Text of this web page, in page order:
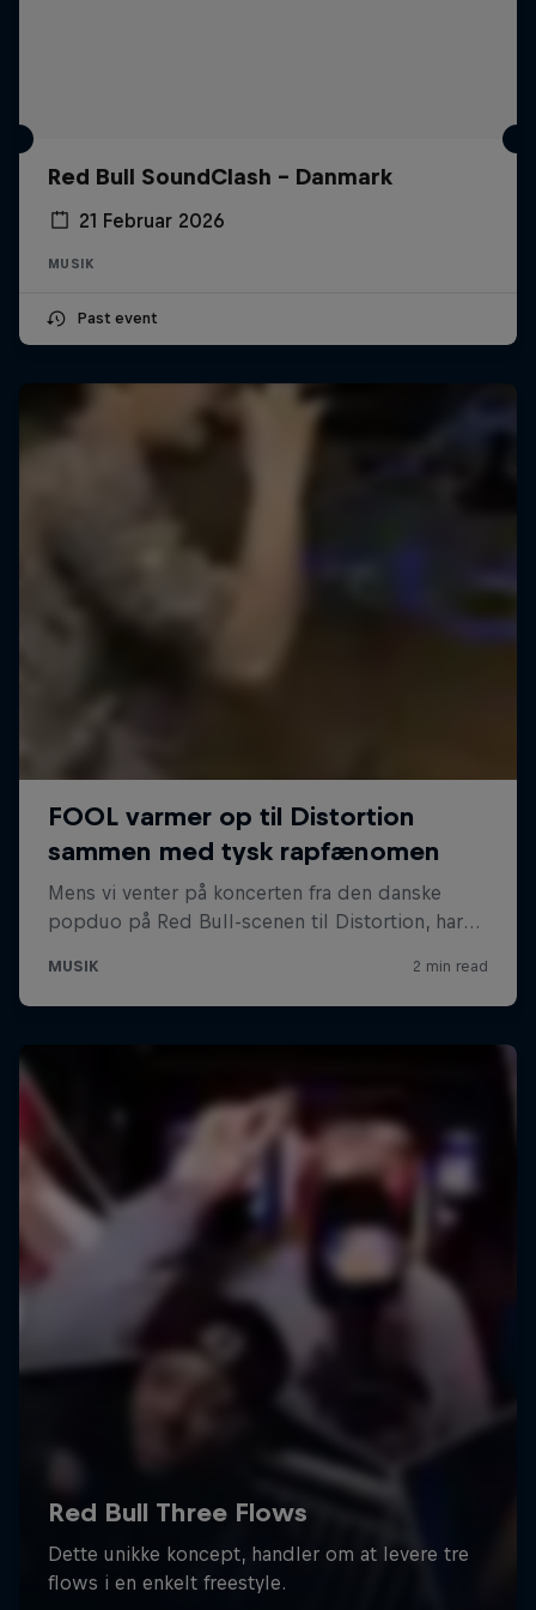
Red Bull SoundClash - Danmark
21 Februar 2026
MUSIK
Past event